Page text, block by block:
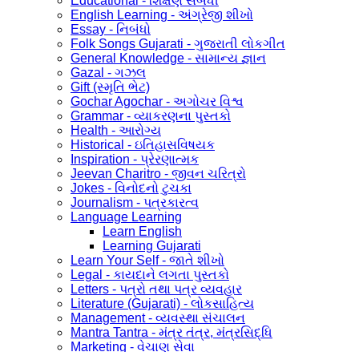
English Learning - અંગ્રેજી શીખો
Essay - નિબંધો
Folk Songs Gujarati - ગુજરાતી લોકગીત
General Knowledge - સામાન્ય જ્ઞાન
Gazal - ગઝલ
Gift (સ્મૃતિ ભેટ)
Gochar Agochar - અગોચર વિશ્વ
Grammar - વ્યાકરણના પુસ્તકો
Health - આરોગ્ય
Historical - ઇતિહાસવિષયક
Inspiration - પ્રેરણાત્મક
Jeevan Charitro - જીવન ચરિત્રો
Jokes - વિનોદનો ટુચકા
Journalism - પત્રકારત્વ
Language Learning
Learn English
Learning Gujarati
Learn Your Self - જાતે શીખો
Legal - કાયદાને લગતા પુસ્તકો
Letters - પત્રો તથા પત્ર વ્યવહાર
Literature (Gujarati) - લોકસાહિત્ય
Management - વ્યવસ્થા સંચાલન
Mantra Tantra - મંત્ર તંત્ર, મંત્રસિદ્ધિ
Marketing - વેચાણ સેવા